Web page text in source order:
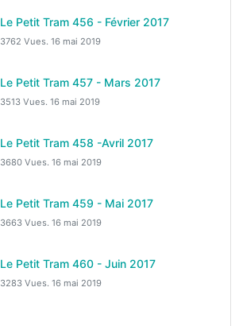
Le Petit Tram 456 - Février 2017
3762 Vues. 16 mai 2019
Le Petit Tram 457 - Mars 2017
3513 Vues. 16 mai 2019
Le Petit Tram 458 -Avril 2017
3680 Vues. 16 mai 2019
Le Petit Tram 459 - Mai 2017
3663 Vues. 16 mai 2019
Le Petit Tram 460 - Juin 2017
3283 Vues. 16 mai 2019